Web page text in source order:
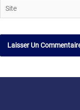
Site